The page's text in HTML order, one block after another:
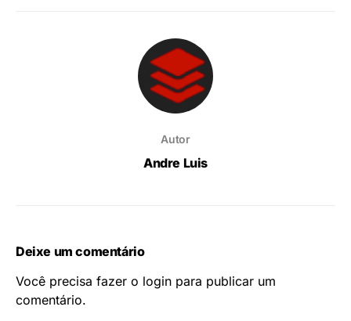
Autor
Andre Luis
Deixe um comentário
Você precisa fazer o login para publicar um
comentário.